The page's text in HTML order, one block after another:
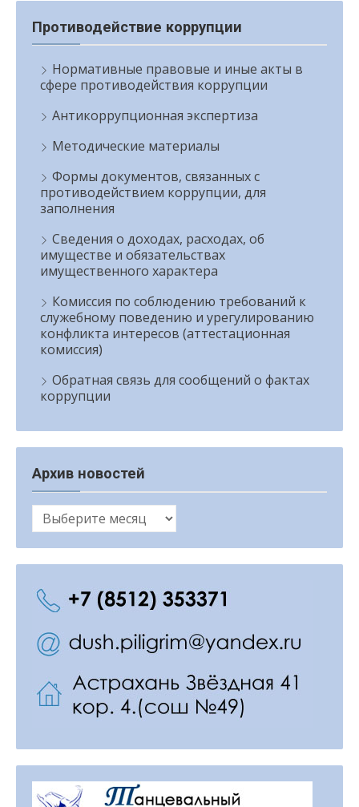
Противодействие коррупции
Нормативные правовые и иные акты в
сфере противодействия коррупции
Антикоррупционная экспертиза
Методические материалы
Формы документов, связанных с
противодействием коррупции, для
заполнения
Сведения о доходах, расходах, об
имуществе и обязательствах
имущественного характера
Комиссия по соблюдению требований к
служебному поведению и урегулированию
конфликта интересов (аттестационная
комиссия)
Обратная связь для сообщений о фактах
коррупции
Архив новостей
Архив
новостей